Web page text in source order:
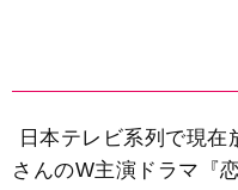
日本テレビ系列で現在
さんのW主演ドラマ『